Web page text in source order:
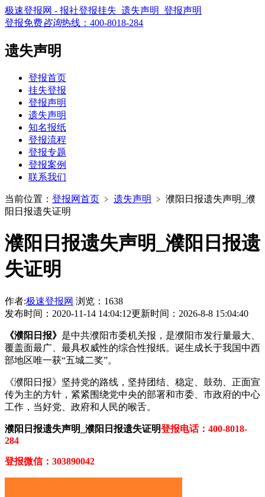
极速登报网 - 报社登报挂失_遗失声明_登报声明
登报免费咨询热线： 400-8018-284
遗失声明
登报首页
挂失登报
登报声明
遗失声明
知名报纸
登报流程
登报专题
登报案例
联系我们
当前位置： 登报网首页 ﹥ 遗失声明 ﹥ 濮阳日报遗失声明_濮
阳日报遗失证明
濮阳日报遗失声明_濮阳日报遗
失证明
作者:极速登报网 浏览：1638
发布时间：2020-11-14 14:04:12更新时间：2026-8-8 15:04:40
《濮阳日报》 是中共濮阳市委机关报，是濮阳市发行量最大、
覆盖面最广、最具权威性的综合性报纸。诞生成长于我国中西
部地区唯一获“五城二奖”。
《濮阳日报》坚持党的路线，坚持团结、稳定、鼓劲、正面宣
传为主的方针，紧紧围绕党中央的部署和市委、市政府的中心
工作，当好党、政府和人民的喉舌。
濮阳日报遗失声明_濮阳日报遗失证明登报电话：400-8018-
284
登报微信：303890042